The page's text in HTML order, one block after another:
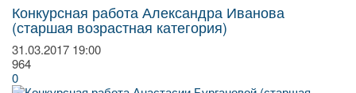
Конкурсная работа Александра Иванова
(старшая возрастная категория)
31.03.2017 19:00
964
0